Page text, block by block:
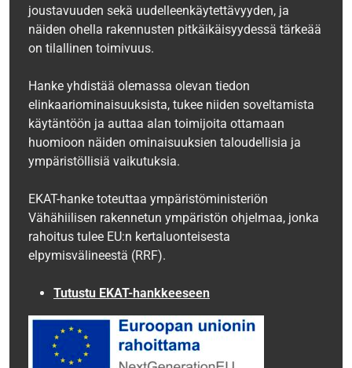
joustavuuden sekä uudelleenkäytettävyyden, ja
näiden ohella rakennusten pitkäikäisyydessä tärkeää
on tilallinen toimivuus.
Hanke yhdistää olemassa olevan tiedon
elinkaariominaisuuksista, tukee niiden soveltamista
käytäntöön ja auttaa alan toimijoita ottamaan
huomioon näiden ominaisuuksien taloudellisia ja
ympäristöllisiä vaikutuksia.
EKAT-hanke toteuttaa ympäristöministeriön
Vähähiilisen rakennetun ympäristön ohjelmaa, jonka
rahoitus tulee EU:n kertaluonteisesta
elpymisvälineestä (RRF).
Tutustu EKAT-hankkeeseen